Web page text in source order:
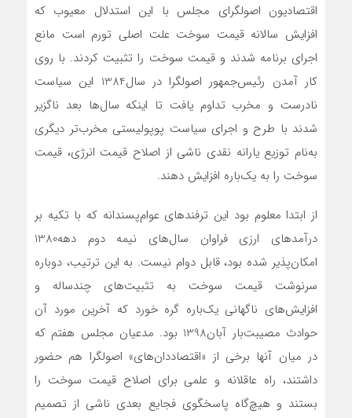
اقتصادیون اصولگرای مجلس با این استدلال معیوب که
افزایش سالانه قیمت سوخت علت اصلی تورم است مانع
اجرای برنامه شدند و قیمت سوخت را تثبیت کردند. با روی
کار آمدن رئیس‌جمهور اصولگرا در سال1384 این سیاست
نادرست و مخرب تداوم یافت تا اینکه سال‌ها بعد ناگزیر
شدند با طرح و اجرای سیاست پوپولیستی مخرب‌تر دیگری
به‌نام توزیع یارانه نقدی ناشی از اصلاح قیمت انرژی، قیمت
سوخت را به یک‌باره افزایش دهند.
از ابتدا معلوم بود این ترفندهای عوام‌پسندانه که با تکیه بر
درآمدهای ارزی فراوان سال‌های نیمه دوم دهه1380
امکان‌پذیر شده بود، قابل دوام نیست. به این ترتیب، دوباره
سرنوشت قیمت سوخت به تثبیت‌های چندساله و
افزایش‌های ناگهانی یک‌باره گره خورد که آخرین مورد آن
حوادث مصیبت‌بار آبان1398 بود. مدعیان مجلس هفتم که
در میان آنها برخی از «اقتصاددان‌های» اصولگرا هم حضور
داشتند، راه عاقلانه و علمی برای اصلاح قیمت سوخت را
بستند و هیچ‌گاه پاسخگوی فجایع بعدی ناشی از تصمیم